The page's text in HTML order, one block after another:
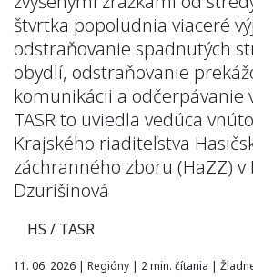
štvrtka popoludnia viaceré
odstraňovanie spadnutých
obydlí, odstraňovanie
komunikácii a odčerpávanie
TASR to uviedla vedúca
Krajského riaditeľstva
záchranného zboru (HaZZ) v
Dzurišinová
HS / TASR
11. 06. 2026 | Regióny | 2 min. čítania |